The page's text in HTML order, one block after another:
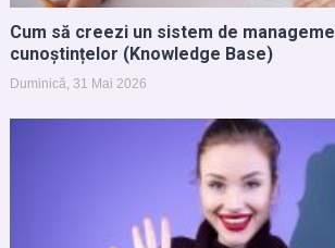
Cum să creezi un sistem de
cunoștințelor (Knowledge Base)
Duminică, 31 Mai 2026